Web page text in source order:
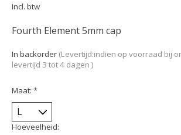
Incl. btw
Fourth Element 5mm cap
In backorder (Levertijd:indien op voorraad bij
levertijd 3 tot 4 dagen )
Maat: *
Hoeveelheid: